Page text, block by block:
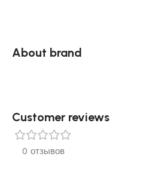
About brand
Customer reviews​
0 отзывов